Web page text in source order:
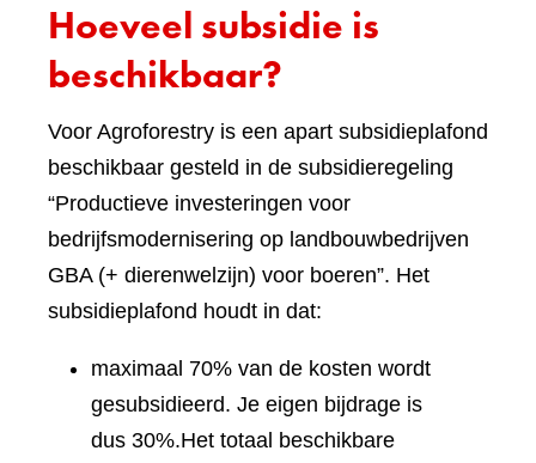
Hoeveel subsidie is
beschikbaar?
Voor Agroforestry is een apart subsidieplafond
beschikbaar gesteld in de subsidieregeling
“Productieve investeringen voor
bedrijfsmodernisering op landbouwbedrijven
GBA (+ dierenwelzijn) voor boeren”. Het
subsidieplafond houdt in dat:
maximaal 70% van de kosten wordt
gesubsidieerd. Je eigen bijdrage is
dus 30%.Het totaal beschikbare